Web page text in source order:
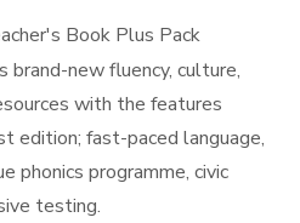
Book Plus Pack
brand-new fluency, culture,
with the features
edition; fast-paced language,
phonics programme, civic
testing.